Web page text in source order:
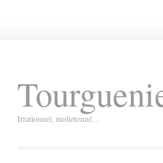
Irrationnel, molletonné…